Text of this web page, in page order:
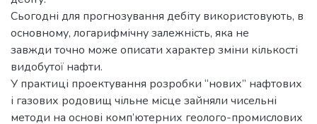
Сьогодні для прогнозування дебіту використовують, в
основному, логарифмічну залежність, яка не
завжди точно може описати характер зміни кількості
видобутої нафти.
У практиці проектування розробки “нових” нафтових
і газових родовищ чільне місце зайняли чисельні
методи на основі комп’ютерних геолого-промислових